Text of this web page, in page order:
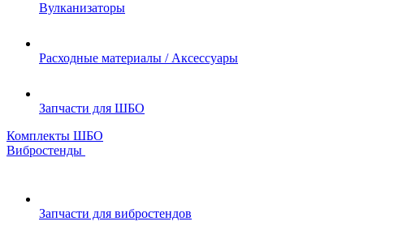
Вулканизаторы
Расходные материалы / Аксессуары
Запчасти для ШБО
Комплекты ШБО
Вибростенды
Запчасти для вибростендов